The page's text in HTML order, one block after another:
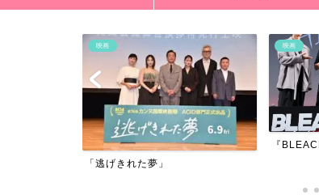
映画
『BLEACH 千年血戦篇-訣別譚-』
映画
『アダ